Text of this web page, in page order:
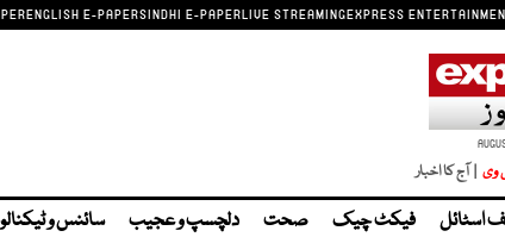
ENGLISH E-PAPERSINDHI E-PAPERLIVE STREAMINGEXPRESS
وی | آج کا اخبار
اسٹائل فیکٹ چیک صحت دلچسپ و عجیب سائنس و